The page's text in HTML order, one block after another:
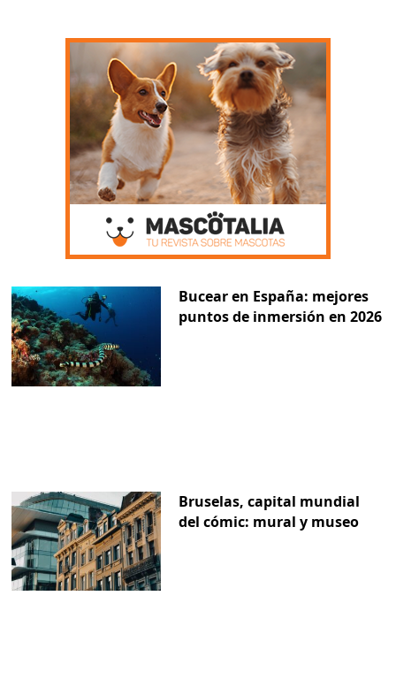
Bucear en España: mejores
puntos de inmersión en 2026
Bruselas, capital mundial
del cómic: mural y museo